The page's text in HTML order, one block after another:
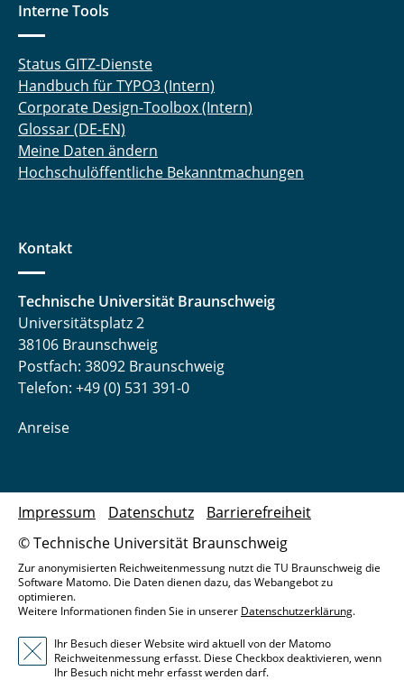
Interne Tools
Status GITZ-Dienste
Handbuch für TYPO3 (Intern)
Corporate Design-Toolbox (Intern)
Glossar (DE-EN)
Meine Daten ändern
Hochschulöffentliche Bekanntmachungen
Kontakt
Technische Universität Braunschweig
Universitätsplatz 2
38106 Braunschweig
Postfach: 38092 Braunschweig
Telefon: +49 (0) 531 391-0
Anreise
© Technische Universität Braunschweig
Impressum Datenschutz Barrierefreiheit
Zur anonymisierten Reichweitenmessung nutzt die TU Braunschweig die
Software Matomo. Die Daten dienen dazu, das Webangebot zu
optimieren.
Weitere Informationen finden Sie in unserer Datenschutzerklärung.
Ihr Besuch dieser Website wird aktuell von der Matomo
Reichweitenmessung erfasst. Diese Checkbox deaktivieren, wenn
Ihr Besuch nicht mehr erfasst werden darf.